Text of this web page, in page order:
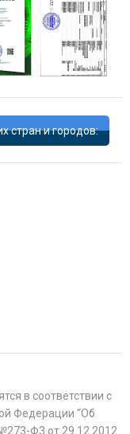
стран и городов:
в соответствии с
Федерации “Об
Ф3 от 29.12.2012